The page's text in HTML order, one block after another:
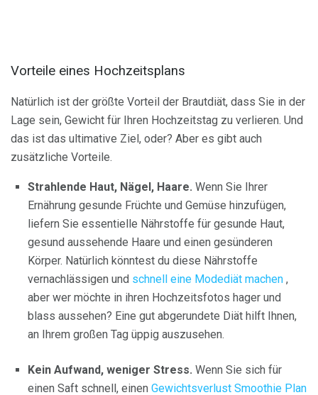
Vorteile eines Hochzeitsplans
Natürlich ist der größte Vorteil der Brautdiät, dass Sie in der
Lage sein, Gewicht für Ihren Hochzeitstag zu verlieren. Und
das ist das ultimative Ziel, oder? Aber es gibt auch
zusätzliche Vorteile.
Strahlende Haut, Nägel, Haare. Wenn Sie Ihrer
Ernährung gesunde Früchte und Gemüse hinzufügen,
liefern Sie essentielle Nährstoffe für gesunde Haut,
gesund aussehende Haare und einen gesünderen
Körper. Natürlich könntest du diese Nährstoffe
vernachlässigen und schnell eine Modediät machen ,
aber wer möchte in ihren Hochzeitsfotos hager und
blass aussehen? Eine gut abgerundete Diät hilft Ihnen,
an Ihrem großen Tag üppig auszusehen.
Kein Aufwand, weniger Stress. Wenn Sie sich für
einen Saft schnell, einen Gewichtsverlust Smoothie Plan